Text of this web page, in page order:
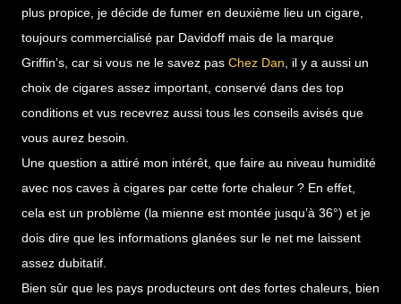
plus propice, je décide de fumer en deuxième lieu un cigare,
toujours commercialisé par Davidoff mais de la marque
Griffin’s, car si vous ne le savez pas Chez Dan , il y a aussi un
choix de cigares assez important, conservé dans des top
conditions et vus recevrez aussi tous les conseils avisés que
vous aurez besoin.
Une question a attiré mon intérêt, que faire au niveau humidité
avec nos caves à cigares par cette forte chaleur ? En effet,
cela est un problème (la mienne est montée jusqu’à 36°) et je
dois dire que les informations glanées sur le net me laissent
assez dubitatif.
Bien sûr que les pays producteurs ont des fortes chaleurs, bien